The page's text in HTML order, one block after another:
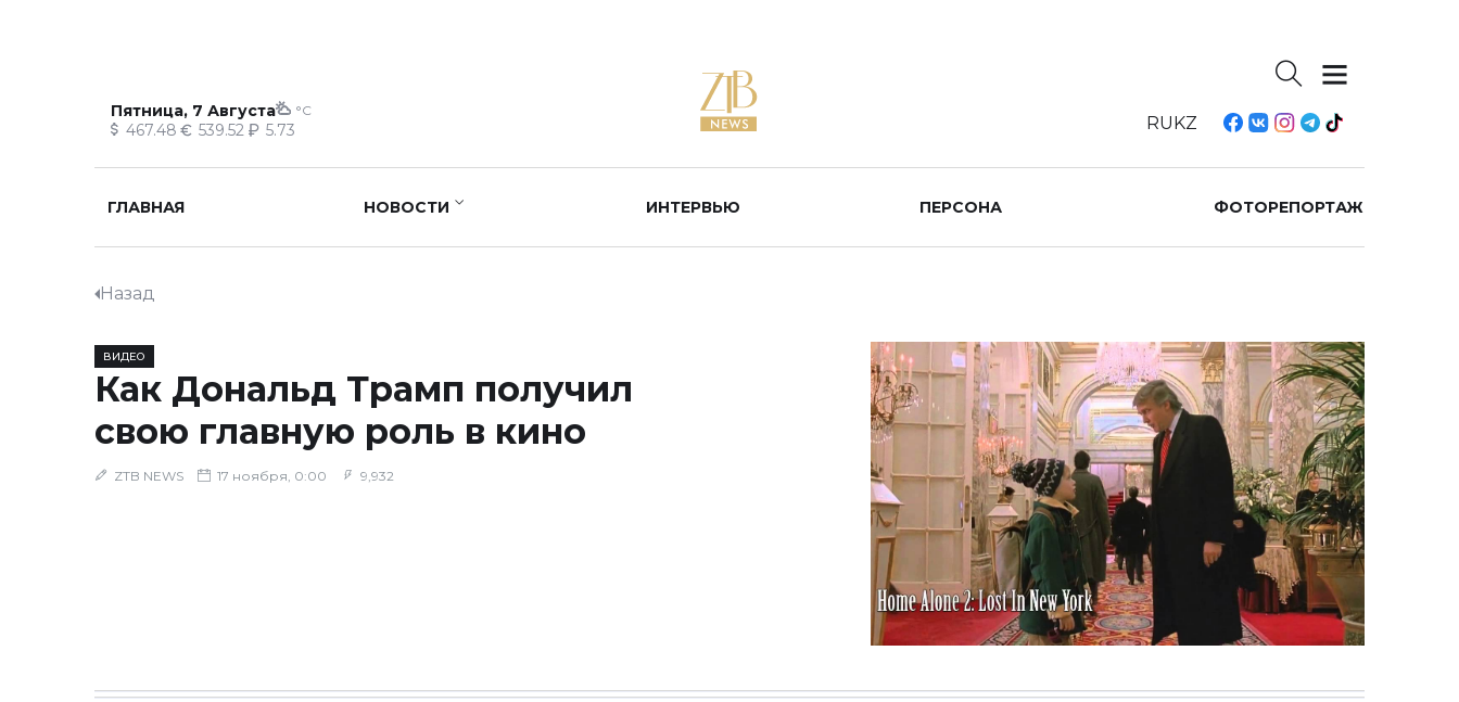
Пятница, 7 Августа °C
467.48 539.52 5.73 RUKZ
ГЛАВНАЯ НОВОСТИ ИНТЕРВЬЮ ПЕРСОНА ФОТОРЕПОРТАЖ
Назад
ВИДЕО
Как Дональд Трамп получил
свою главную роль в кино
ZTB NEWS 17 ноября, 0:00 9,932